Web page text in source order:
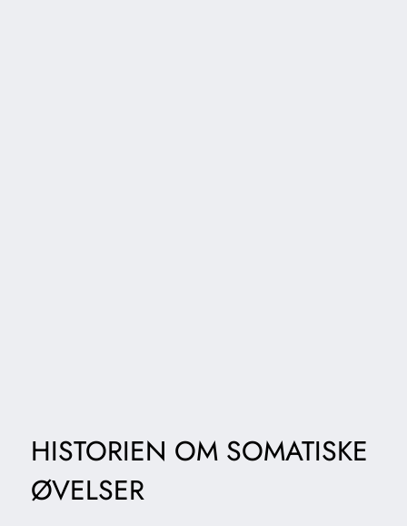
HISTORIEN OM SOMATISKE
ØVELSER